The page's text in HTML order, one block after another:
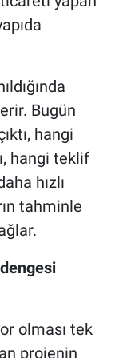
Bugün
hangi
hangi teklif
hızlı
tahminle
olması tek
projenin